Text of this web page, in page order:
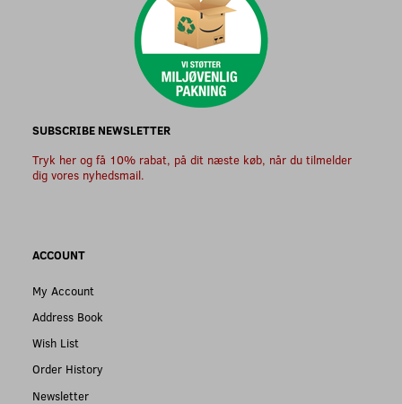
SUBSCRIBE NEWSLETTER
Tryk her og få 10% rabat, på dit næste køb, når du tilmelder
dig vores nyhedsmail.
ACCOUNT
My Account
Address Book
Wish List
Order History
Newsletter